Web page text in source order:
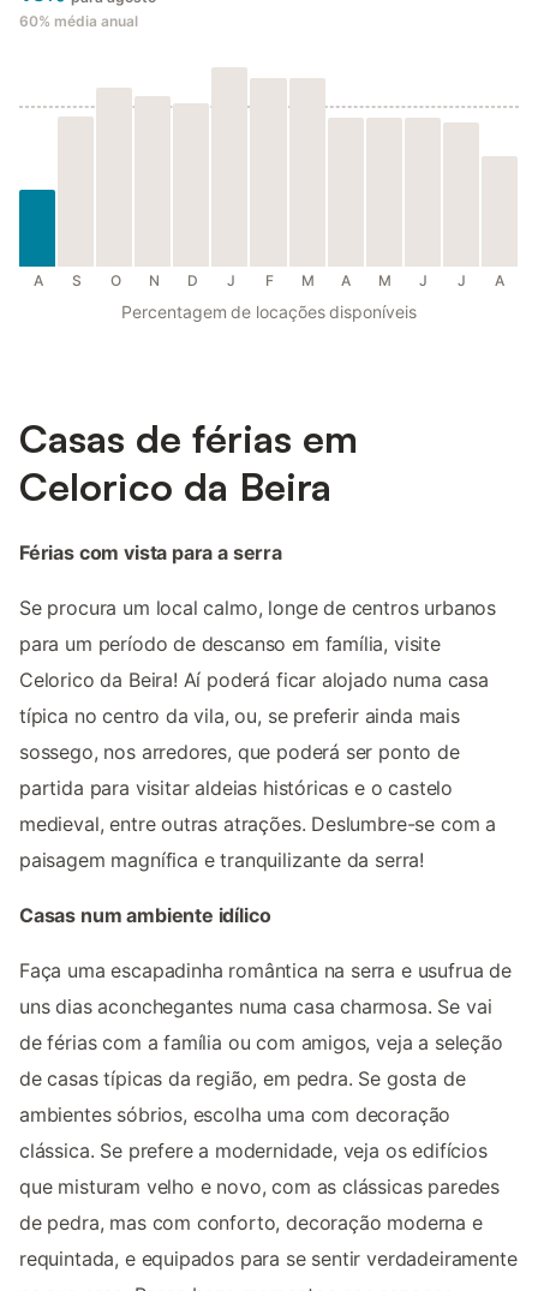
60% média anual
A S O N D J F M A M J J A
Percentagem de locações disponíveis
Casas de férias em
Celorico da Beira
Férias com vista para a serra
Se procura um local calmo, longe de centros urbanos
para um período de descanso em família, visite
Celorico da Beira! Aí poderá ficar alojado numa casa
típica no centro da vila, ou, se preferir ainda mais
sossego, nos arredores, que poderá ser ponto de
partida para visitar aldeias históricas e o castelo
medieval, entre outras atrações. Deslumbre-se com a
paisagem magnífica e tranquilizante da serra!
Casas num ambiente idílico
Faça uma escapadinha romântica na serra e usufrua de
uns dias aconchegantes numa casa charmosa. Se vai
de férias com a família ou com amigos, veja a seleção
de casas típicas da região, em pedra. Se gosta de
ambientes sóbrios, escolha uma com decoração
clássica. Se prefere a modernidade, veja os edifícios
que misturam velho e novo, com as clássicas paredes
de pedra, mas com conforto, decoração moderna e
requintada, e equipados para se sentir verdadeiramente